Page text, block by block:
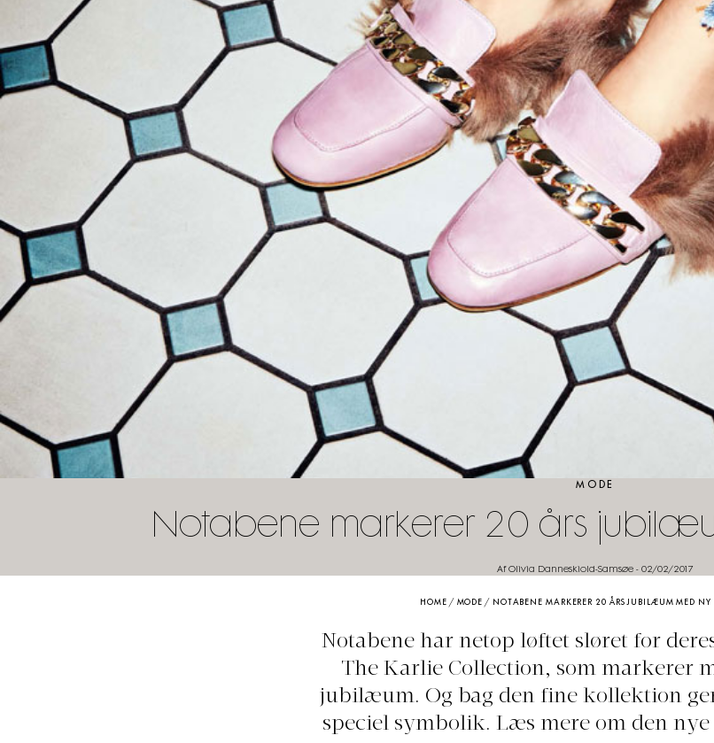
MODE
Notabene markerer 20 års
Af Olivia Danneskiold-Samsøe - 02/02/2017
HOME / MODE / NOTABENE MARKERER 20 ÅRS JUBILÆUM MED NY
Notabene har netop løftet sløret for
The Karlie Collection, som markerer
jubilæum. Og bag den fine kollektion
speciel symbolik. Læs mere om den